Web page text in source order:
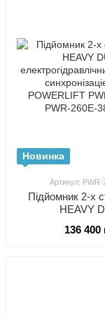
своїх
Новинка
Артикул: PWR-
Підйомник 2-х
HEAVY
136 400